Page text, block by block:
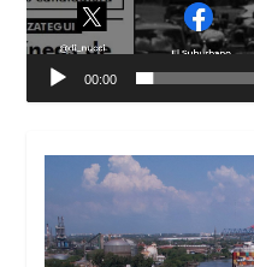
00:00